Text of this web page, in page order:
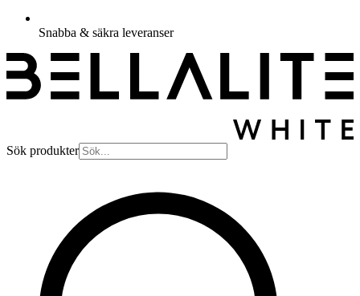
Snabba & säkra leveranser
Sök produkter